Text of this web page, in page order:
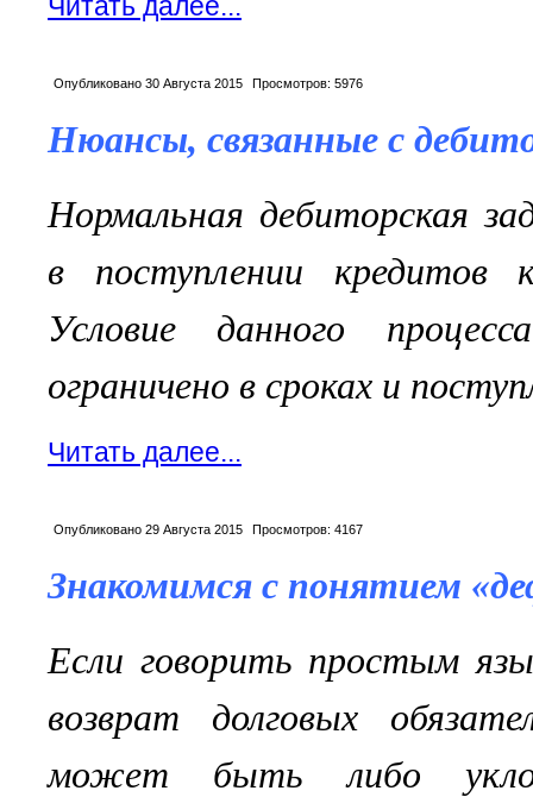
Опубликовано 30 Августа 2015 Просмотров: 5976
Нюансы, связанные с
Нормальная дебиторская
в поступлении кредитов
Условие данного
ограничено в сроках и
Читать далее...
Опубликовано 29 Августа 2015 Просмотров: 4167
Знакомимся с понятием
Если говорить простым
возврат долговых
может быть либо